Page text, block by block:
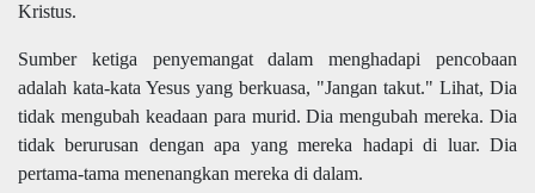
Kristus.
Sumber ketiga penyemangatdalam menghadapipencobaan
adalah kata-kata Yesus yang berkuasa, "Jangan takut." Lihat, Dia
tidak mengubah keadaan para murid. Dia mengubah mereka. Dia
tidak berurusan dengan apa yang mereka hadapi di luar. Dia
pertama-tama menenangkan mereka di dalam.